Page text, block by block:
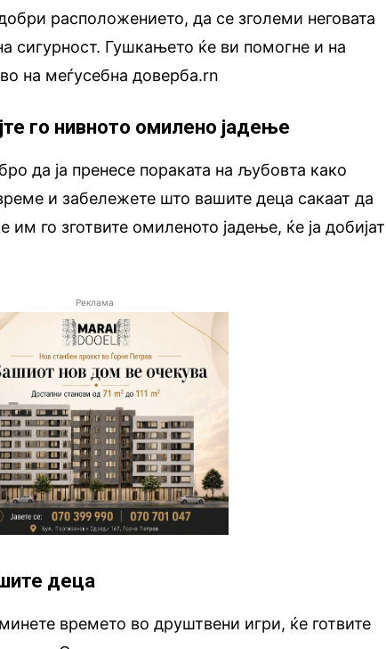
расположението, да се зголеми неговата
сигурност. Гушкањето ќе ви помогне и на
на меѓусебна доверба.rn
го нивното омилено јадење
да ја пренесе пораката на љубовта како
и забележете што вашите деца сакаат да
им го зготвите омиленото јадење, ќе ја добијат
Реклама
деца
времето во друштвени игри, ќе готвите